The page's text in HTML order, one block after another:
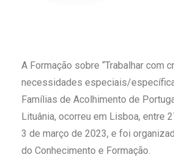
A Formação sobre “Trabalhar com
necessidades especiais/
Famílias de Acolhimento de
Lituânia, ocorreu em Lisboa, entre
3 de março de 2023, e foi
do Conhecimento e Formação.